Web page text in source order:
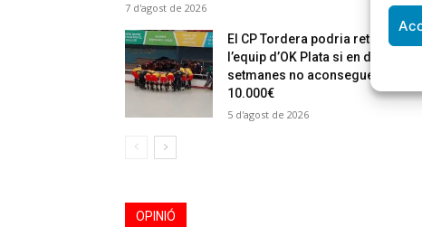
7 d'agost de 2026
El CP Tordera podria retirar
l’equip d’OK Plata si en dues
setmanes no aconsegueixen
10.000€
5 d'agost de 2026
OPINIÓ